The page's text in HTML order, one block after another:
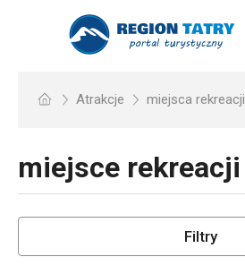
Atrakcje miejsca rekreacji
miejsce rekreacji
Filtry